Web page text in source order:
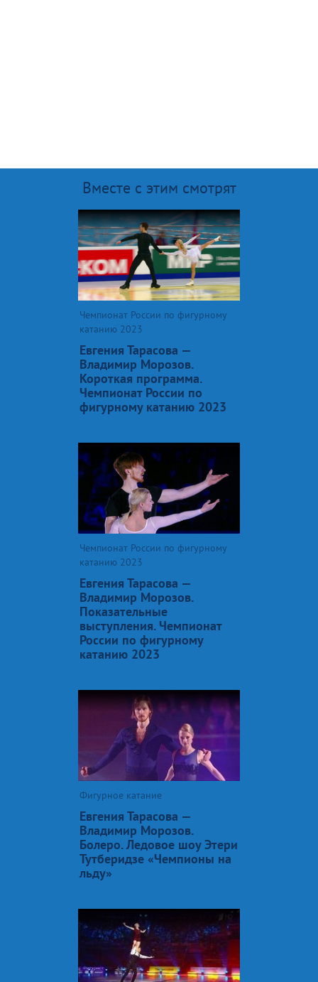
Вместе с этим смотрят
Чемпионат России по фигурному
катанию 2023
Евгения Тарасова —
Владимир Морозов.
Короткая программа.
Чемпионат России по
фигурному катанию 2023
Чемпионат России по фигурному
катанию 2023
Евгения Тарасова —
Владимир Морозов.
Показательные
выступления. Чемпионат
России по фигурному
катанию 2023
Фигурное катание
Евгения Тарасова —
Владимир Морозов.
Болеро. Ледовое шоу Этери
Тутберидзе «Чемпионы на
льду»